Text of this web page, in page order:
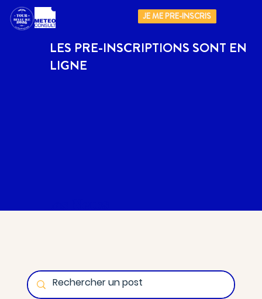
JE ME PRE-INSCRIS
LES PRE-INSCRIPTIONS SONT EN
LIGNE